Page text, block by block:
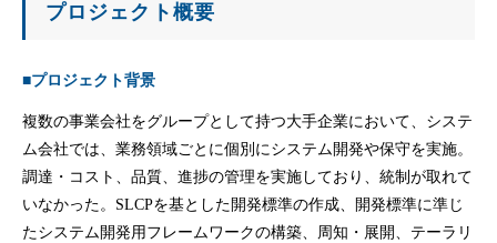
プロジェクト概要
■プロジェクト背景
複数の事業会社をグループとして持つ大手企業において、システ
ム会社では、業務領域ごとに個別にシステム開発や保守を実施。
調達・コスト、品質、進捗の管理を実施しており、統制が取れて
いなかった。SLCPを基とした開発標準の作成、開発標準に準じ
たシステム開発用フレームワークの構築、周知・展開、テーラリ